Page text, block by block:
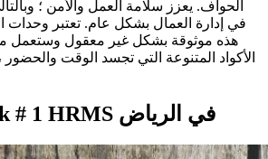
الحواف. يعزز سلامة العمل والأمن ؛
في إدارة العمال بشكل عام. تعتبر وحدات
هذه موثوقة بشكل غير معقول وستعمل
الأكواد المتنوعة التي تجسد الوقت
PeopleQlik # 1 HRMS في الرياض